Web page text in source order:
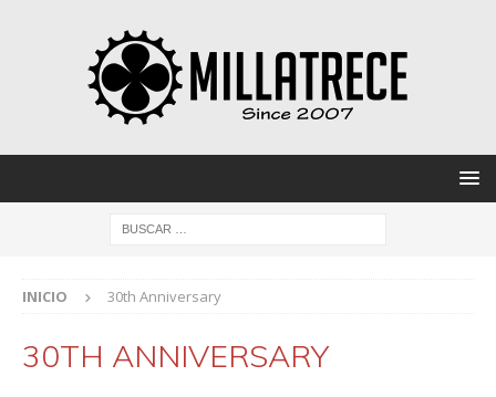
INICIO 30th Anniversary
30TH ANNIVERSARY